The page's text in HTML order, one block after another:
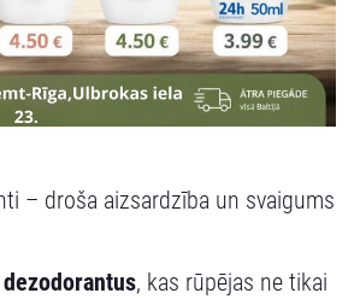
– droša aizsardzība un svaigums
, kas rūpējas ne tikai